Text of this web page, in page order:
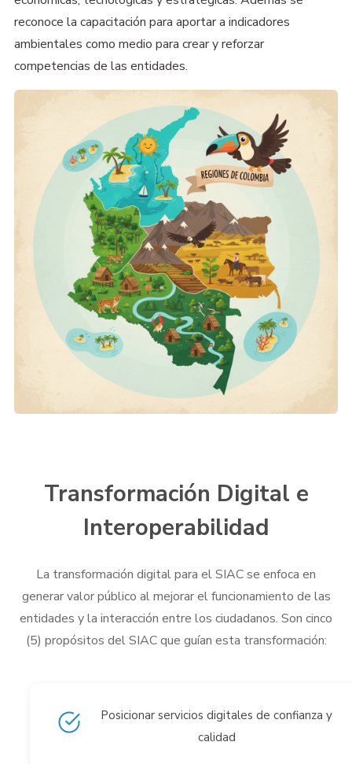
reconoce la capacitación para aportar a indicadores
ambientales como medio para crear y reforzar
competencias de las entidades.
Transformación Digital e
Interoperabilidad
La transformación digital para el SIAC se enfoca en
generar valor público al mejorar el funcionamiento de las
entidades y la interacción entre los ciudadanos. Son cinco
(5) propósitos del SIAC que guían esta transformación:
Posicionar servicios digitales de confianza y
calidad